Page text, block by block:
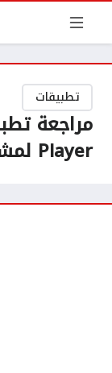
تطبيقات
Player لمشاهدة القنوات الرياضية